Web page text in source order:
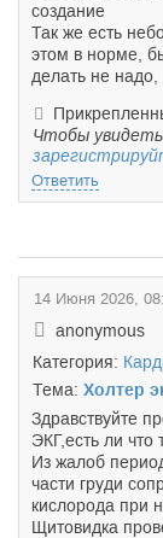
создание
Так же есть
этом в норме,
делать не надо,
Чтобы
Ответить
14 Июня 2026,
anonymous
Категория:
Тема: Холтер
Здравствуйте
ЭКГ,есть ли что
Из жалоб
части груди
кислорода при
Щитовидка